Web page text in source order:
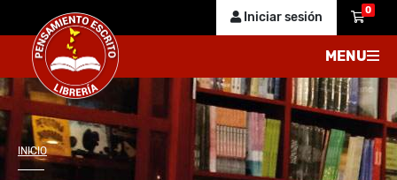
Iniciar sesión 0
MENU
INICIO